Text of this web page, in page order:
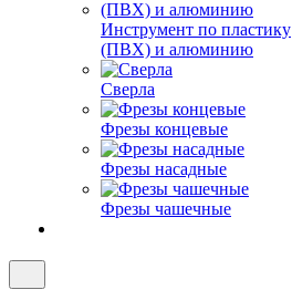
Инструмент по пластику
(ПВХ) и алюминию
Сверла
Фрезы концевые
Фрезы насадные
Фрезы чашечные